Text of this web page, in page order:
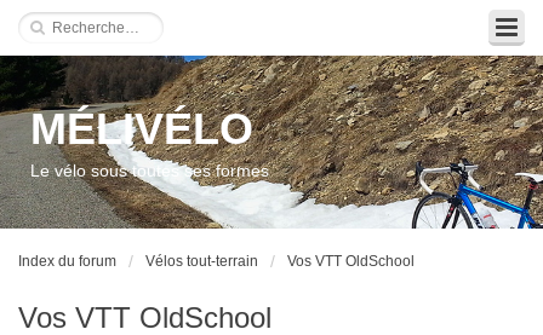
MÉLIVÉLO
Le vélo sous toutes ses formes
Index du forum Vélos tout-terrain Vos VTT OldSchool
Vos VTT OldSchool